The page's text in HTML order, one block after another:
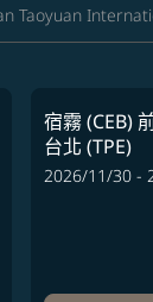
宿霧 (CEB)
台北 (TPE)
2026/11/30 -